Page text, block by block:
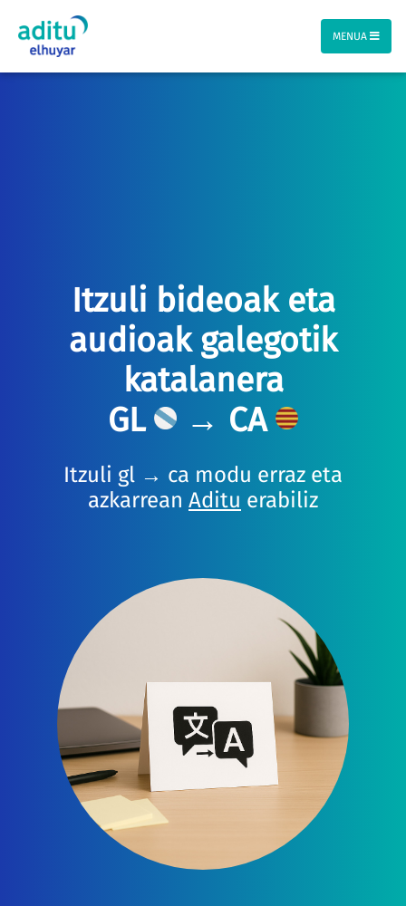
MENUA
Itzuli bideoak eta
audioak galegotik
katalanera
GL
→ CA
Itzuli gl → ca modu erraz eta
azkarrean Aditu erabiliz